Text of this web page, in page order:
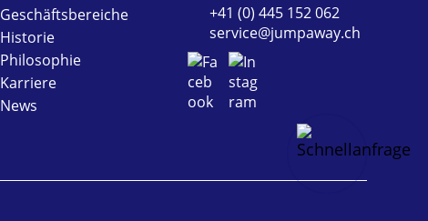
Geschäftsbereiche
Historie
Philosophie
Karriere
News
+41 (0) 445 152 062
service@jumpaway.ch